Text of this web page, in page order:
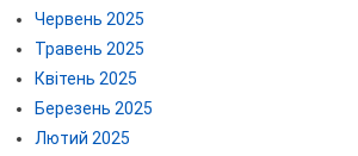
Червень 2025
Травень 2025
Квітень 2025
Березень 2025
Лютий 2025